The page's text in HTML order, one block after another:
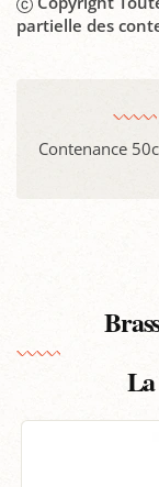
partielle des
Contenance